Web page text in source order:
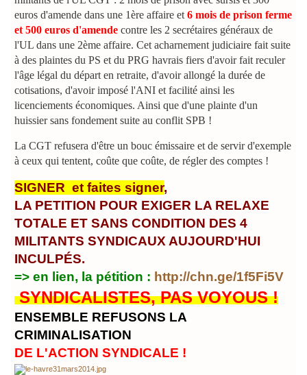
euros d'amende dans une 1ère affaire et 6 mois de prison ferme
et 500 euros d'amende contre les 2 secrétaires généraux de
l'UL dans une 2ème affaire. Cet acharnement judiciaire fait suite
à des plaintes du PS et du PRG havrais fiers d'avoir fait reculer
l'âge légal du départ en retraite, d'avoir allongé la durée de
cotisations, d'avoir imposé l'ANI et facilité ainsi les
licenciements économiques. Ainsi que d'une plainte d'un
huissier sans fondement suite au conflit SPB !
La CGT refusera d'être un bouc émissaire et de servir d'exemple
à ceux qui tentent, coûte que coûte, de régler des comptes !
SIGNER et faites signer,
LA PETITION POUR EXIGER LA RELAXE
TOTALE ET SANS CONDITION DES 4
MILITANTS SYNDICAUX AUJOURD'HUI
INCULPÉS.
=> en lien, la pétition : http://chn.ge/1f5Fi5V
SYNDICALISTES, PAS VOYOUS !
ENSEMBLE REFUSONS LA
CRIMINALISATION
DE L'ACTION SYNDICALE !